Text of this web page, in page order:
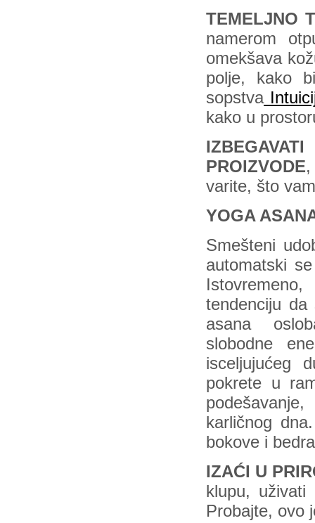
TEMELJNO
namerom
omekšava
polje, kako
sopstva
kako u
PROIZVODE
varite, što
YOGA
Smešteni
automatski
tendenciju
asana
slobodne
isceljujućeg
pokrete u
karličnog
bokove i
IZAĆI U
klupu,
Probajte, ovo